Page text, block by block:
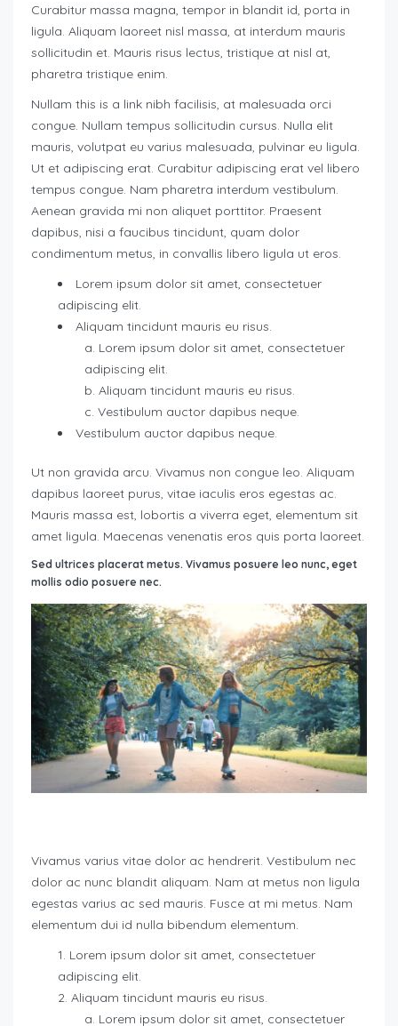
Curabitur massa magna, tempor in blandit id, porta in
ligula. Aliquam laoreet nisl massa, at interdum mauris
sollicitudin et. Mauris risus lectus, tristique at nisl at,
pharetra tristique enim.
Nullam this is a link nibh facilisis, at malesuada orci
congue. Nullam tempus sollicitudin cursus. Nulla elit
mauris, volutpat eu varius malesuada, pulvinar eu ligula.
Ut et adipiscing erat. Curabitur adipiscing erat vel libero
tempus congue. Nam pharetra interdum vestibulum.
Aenean gravida mi non aliquet porttitor. Praesent
dapibus, nisi a faucibus tincidunt, quam dolor
condimentum metus, in convallis libero ligula ut eros.
Lorem ipsum dolor sit amet, consectetuer
adipiscing elit.
Aliquam tincidunt mauris eu risus.
Lorem ipsum dolor sit amet, consectetuer
adipiscing elit.
Aliquam tincidunt mauris eu risus.
Vestibulum auctor dapibus neque.
Vestibulum auctor dapibus neque.
Ut non gravida arcu. Vivamus non congue leo. Aliquam
dapibus laoreet purus, vitae iaculis eros egestas ac.
Mauris massa est, lobortis a viverra eget, elementum sit
amet ligula. Maecenas venenatis eros quis porta laoreet.
Sed ultrices placerat metus. Vivamus posuere leo nunc, eget
mollis odio posuere nec.
Vivamus varius vitae dolor ac hendrerit. Vestibulum nec
dolor ac nunc blandit aliquam. Nam at metus non ligula
egestas varius ac sed mauris. Fusce at mi metus. Nam
elementum dui id nulla bibendum elementum.
Lorem ipsum dolor sit amet, consectetuer
adipiscing elit.
Aliquam tincidunt mauris eu risus.
Lorem ipsum dolor sit amet, consectetuer